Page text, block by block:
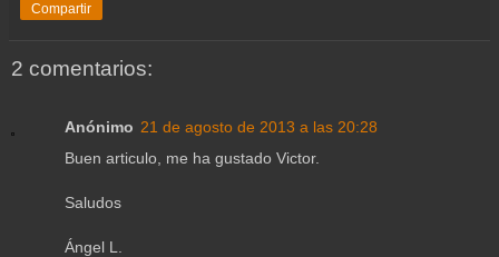
Compartir
2 comentarios:
Anónimo 21 de agosto de 2013 a las 20:28
Buen articulo, me ha gustado Victor.
Saludos
Ángel L.